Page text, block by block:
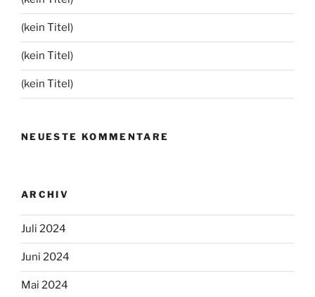
(kein Titel)
(kein Titel)
(kein Titel)
NEUESTE KOMMENTARE
ARCHIV
Juli 2024
Juni 2024
Mai 2024